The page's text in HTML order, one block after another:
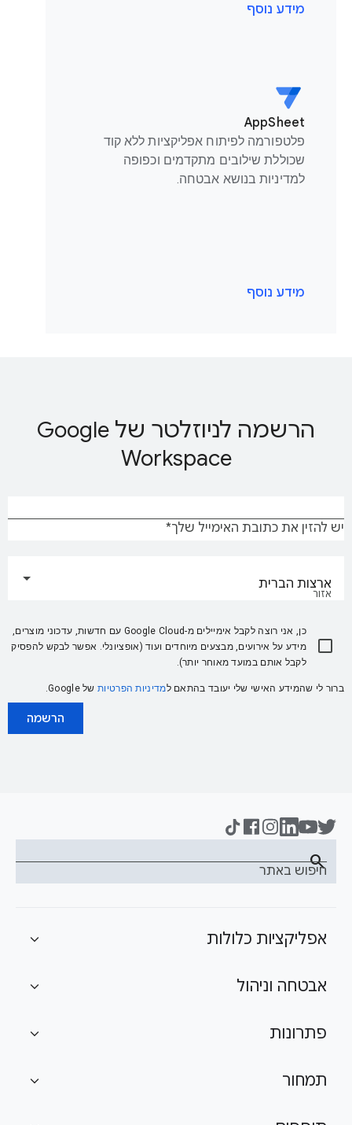
מידע נוסף
AppSheet
פלטפורמה לפיתוח אפליקציות ללא קוד
שכוללת שילובים מתקדמים וכפופה
למדיניות בנושא אבטחה.
מידע נוסף
הרשמה לניוזלטר של Google
Workspace
יש להזין את כתובת האימייל שלך
אזור
ארצות הברית
כן, אני רוצה לקבל אימיילים מ-Google Cloud עם חדשות, עדכוני מוצרים,
מידע על אירועים, מבצעים מיוחדים ועוד (אופציונלי. אפשר לבקש להפסיק
לקבל אותם במועד מאוחר יותר).
ברור לי שהמידע האישי שלי יעובד בהתאם למדיניות הפרטיותשל Google.
הרשמה
חיפוש באתר
search
אפליקציות כלולות expand_more
אבטחה וניהול expand_more
פתרונות expand_more
תמחור expand_more